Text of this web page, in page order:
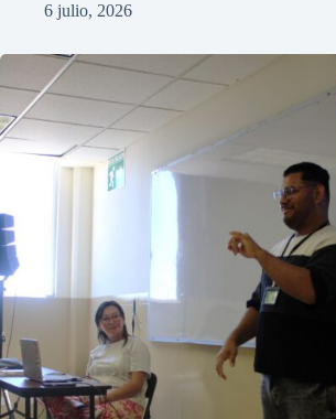
6 julio, 2026